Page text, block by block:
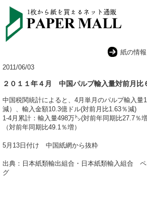
紙の情
2011/06/03
２０１１年４月 中国パルプ輸入量対前月比
中国税関統計によると、4月単月のパルプ輸入量
減）、輸入金額10.3億ドル(対前月比1.63％減)
1-4月累計：輸入量498万㌧(対前年同期比27.7％
（対前年同期比49.1％増）
5月13日付け 中国紙網から抜粋
出典：日本紙類輸出組合・日本紙類輸入組合
グ